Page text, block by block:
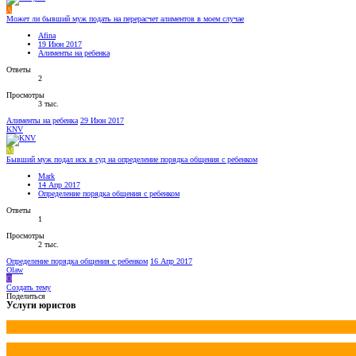
A
Может ли бывший муж подать на перерасчет алиментов в моем случае
Afina
19 Июн 2017
Алименты на ребенка
Ответы
2
Просмотры
3 тыс.
Алименты на ребенка 29 Июн 2017
KNV
M
Бывший муж подал иск в суд на определение порядка общения с ребенком
Mark
14 Апр 2017
Определение порядка общения с ребенком
Ответы
1
Просмотры
2 тыс.
Определение порядка общения с ребенком 16 Апр 2017
Olaw
O
Создать тему
Поделиться
Услуги юристов